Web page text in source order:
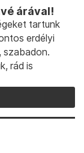
árával!
tartunk
erdélyi
rád is